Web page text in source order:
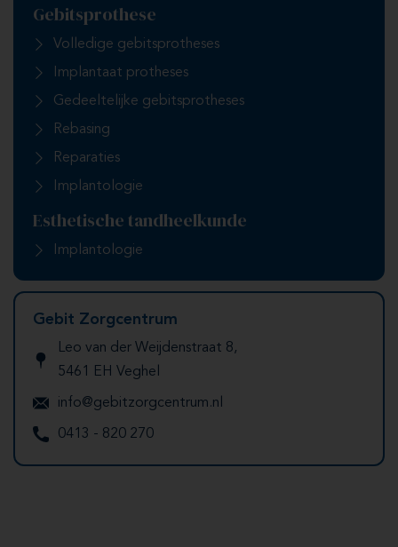
Gebitsprothese
Volledige gebitsprotheses
Implantaat protheses
Gedeeltelijke gebitsprotheses
Rebasing
Reparaties
Implantologie
Esthetische tandheelkunde
Implantologie
Gebit Zorgcentrum
Leo van der Weijdenstraat 8,
5461 EH Veghel
info@gebitzorgcentrum.nl
0413 - 820 270